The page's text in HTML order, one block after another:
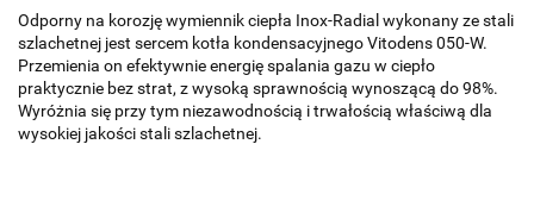
Odporny na korozję wymiennik ciepła Inox-Radial wykonany ze stali
szlachetnej jest sercem kotła kondensacyjnego Vitodens 050-W.
Przemienia on efektywnie energię spalania gazu w ciepło
praktycznie bez strat, z wysoką sprawnością wynoszącą do 98%.
Wyróżnia się przy tym niezawodnością i trwałością właściwą dla
wysokiej jakości stali szlachetnej.